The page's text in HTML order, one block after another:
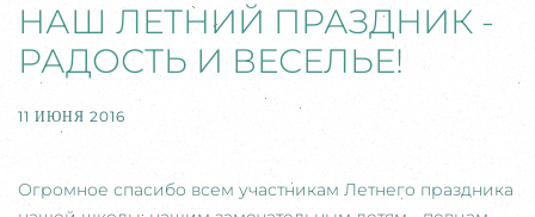
НАШ ЛЕТНИЙ ПРАЗДНИК -
РАДОСТЬ И ВЕСЕЛЬЕ!
11 ИЮНЯ 2016
Огромное спасибо всем участникам Летнего праздника